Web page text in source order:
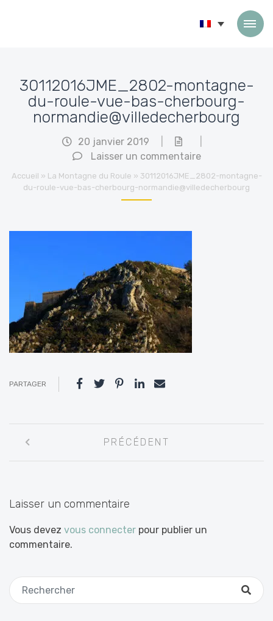
30112016JME_2802-montagne-
du-roule-vue-bas-cherbourg-
normandie@villedecherbourg
20 janvier 2019
Laisser un commentaire
Accueil » La Montagne du Roule » 30112016JME_2802-montagne-
du-roule-vue-bas-cherbourg-normandie@villedecherbourg
PARTAGER
entre
PRÉCÉDENT
Laisser un commentaire
Vous devez vous connecter pour publier un
commentaire.